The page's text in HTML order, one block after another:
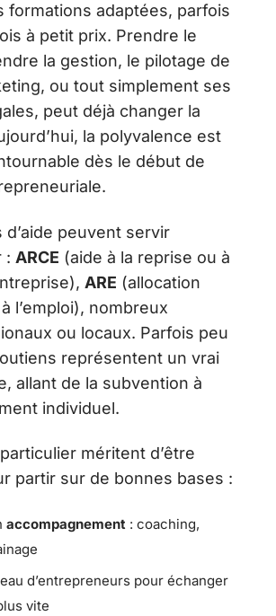
formations adaptées, parfois
à petit prix. Prendre le
la gestion, le pilotage de
ou tout simplement ses
peut déjà changer la
la polyvalence est
dès le début de
peuvent servir
: ARCE (aide à la reprise ou à
ARE (allocation
l’emploi), nombreux
ou locaux. Parfois peu
représentent un vrai
allant de la subvention à
individuel.
méritent d’être
partir sur de bonnes bases :
accompagnement : coaching,
d’entrepreneurs pour échanger
vite